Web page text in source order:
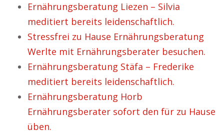
Ernährungsberatung Liezen – Silvia
meditiert bereits leidenschaftlich.
Stressfrei zu Hause Ernährungsberatung
Werlte mit Ernährungsberater besuchen.
Ernährungsberatung Stäfa – Frederike
meditiert bereits leidenschaftlich.
Ernährungsberatung Horb
Ernährungsberater sofort den für zu Hause
üben.